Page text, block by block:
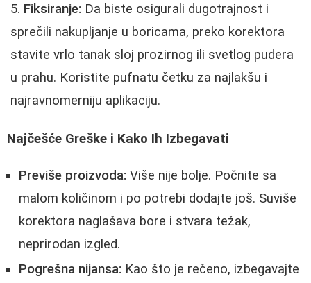
Fiksiranje: Da biste osigurali dugotrajnost i
sprečili nakupljanje u boricama, preko korektora
stavite vrlo tanak sloj prozirnog ili svetlog pudera
u prahu. Koristite pufnatu četku za najlakšu i
najravnomerniju aplikaciju.
Najčešće Greške i Kako Ih Izbegavati
Previše proizvoda: Više nije bolje. Počnite sa
malom količinom i po potrebi dodajte još. Suviše
korektora naglašava bore i stvara težak,
neprirodan izgled.
Pogrešna nijansa: Kao što je rečeno, izbegavajte